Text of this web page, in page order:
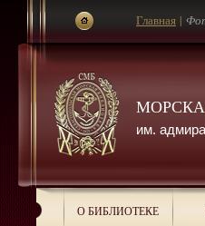
им.
Главная |
О БИБЛИОТЕКЕ